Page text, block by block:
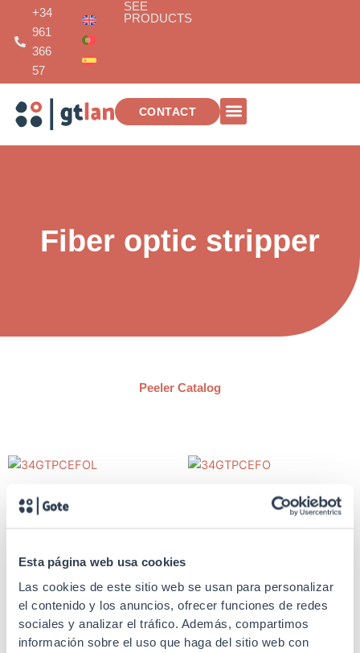
Esta página web usa cookies
Las cookies de este sitio web se usan para personalizar
el contenido y los anuncios, ofrecer funciones de redes
sociales y analizar el tráfico. Además, compartimos
información sobre el uso que haga del sitio web con
content
+34
961
366
57
SEE
PRODUCTS
CONTACT
Fiber optic stripper
Peeler Catalog
SKU: 34GTPCEFOL
stripper FO
SKU: 34GTPCEFO